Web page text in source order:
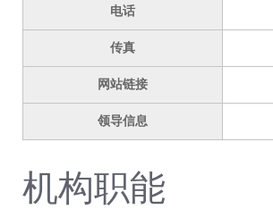
电话
传真
网站链接
领导信息
机构职能